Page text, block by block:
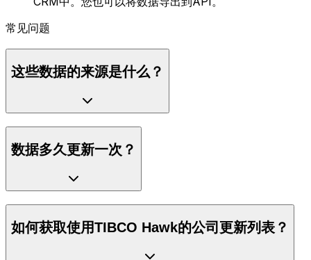
常见问题
这些数据的来源是什么？
数据多久更新一次？
如何获取使用TIBCO Hawk的公司更新列表？